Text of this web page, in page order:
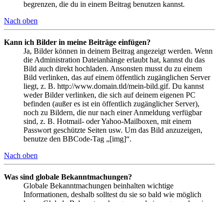
begrenzen, die du in einem Beitrag benutzen kannst.
Nach oben
Kann ich Bilder in meine Beiträge einfügen?
Ja, Bilder können in deinem Beitrag angezeigt werden. Wenn
die Administration Dateianhänge erlaubt hat, kannst du das
Bild auch direkt hochladen. Ansonsten musst du zu einem
Bild verlinken, das auf einem öffentlich zugänglichen Server
liegt, z. B. http://www.domain.tld/mein-bild.gif. Du kannst
weder Bilder verlinken, die sich auf deinem eigenen PC
befinden (außer es ist ein öffentlich zugänglicher Server),
noch zu Bildern, die nur nach einer Anmeldung verfügbar
sind, z. B. Hotmail- oder Yahoo-Mailboxen, mit einem
Passwort geschützte Seiten usw. Um das Bild anzuzeigen,
benutze den BBCode-Tag „[img]“.
Nach oben
Was sind globale Bekanntmachungen?
Globale Bekanntmachungen beinhalten wichtige
Informationen, deshalb solltest du sie so bald wie möglich